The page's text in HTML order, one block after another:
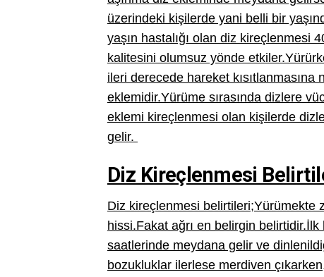
üzerindeki kişilerde yani belli bir
yaşın hastalığı olan diz kireçlenmesi
kalitesini olumsuz yönde
ileri derecede hareket
eklemidir.Yürüme sırasında dizlere
eklemi kireçlenmesi olan kişilerde
gelir.
Diz Kireçlenmesi
Diz kireçlenmesi belirtileri;Yürümekte
hissi.Fakat ağrı en belirgin
saatlerinde meydana gelir ve
bozukluklar ilerlese merdiven